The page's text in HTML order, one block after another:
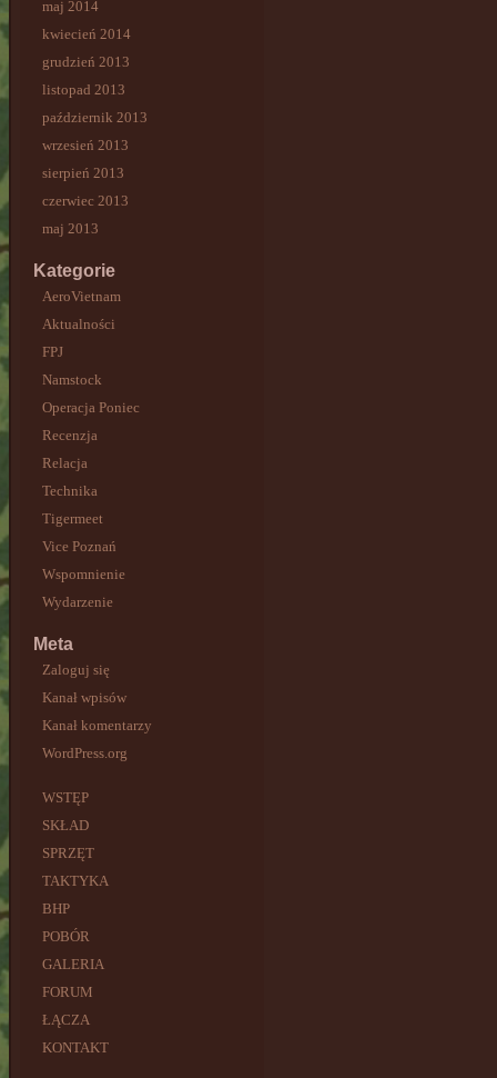
maj 2014
kwiecień 2014
grudzień 2013
listopad 2013
październik 2013
wrzesień 2013
sierpień 2013
czerwiec 2013
maj 2013
Kategorie
AeroVietnam
Aktualności
FPJ
Namstock
Operacja Poniec
Recenzja
Relacja
Technika
Tigermeet
Vice Poznań
Wspomnienie
Wydarzenie
Meta
Zaloguj się
Kanał wpisów
Kanał komentarzy
WordPress.org
WSTĘP
SKŁAD
SPRZĘT
TAKTYKA
BHP
POBÓR
GALERIA
FORUM
ŁĄCZA
KONTAKT